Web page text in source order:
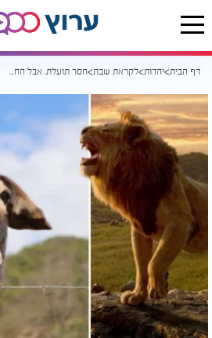
דף הבית יהדות לקראת שבת חסר תועלת. אבל החמור החליט להתמודד מול האריה